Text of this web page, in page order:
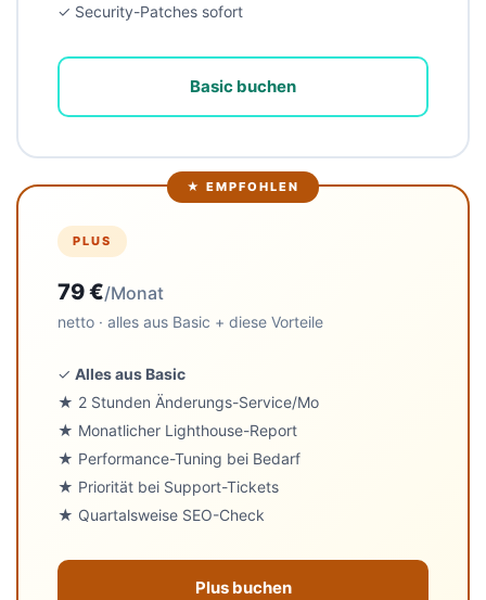
✓ Security-Patches sofort
Basic buchen
★ EMPFOHLEN
PLUS
79 €/Monat
netto · alles aus Basic + diese Vorteile
✓ Alles aus Basic
★ 2 Stunden Änderungs-Service/Mo
★ Monatlicher Lighthouse-Report
★ Performance-Tuning bei Bedarf
★ Priorität bei Support-Tickets
★ Quartalsweise SEO-Check
Plus buchen